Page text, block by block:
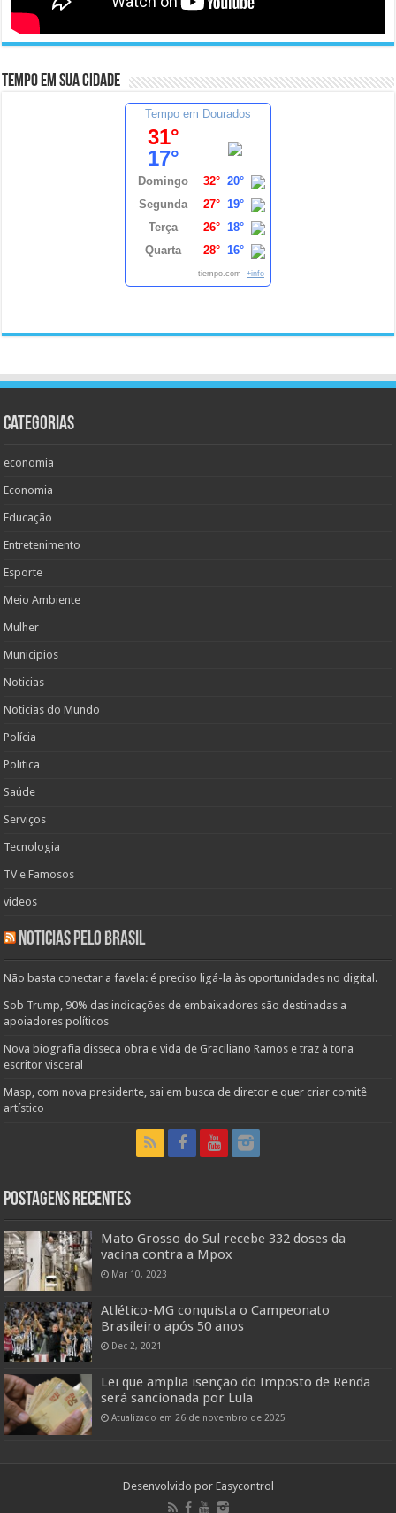
Tempo em sua cidade
Tempo em Dourados
31°
17°
Domingo 32° 20°
Segunda
27° 19°
Terça
26° 18°
Quarta
28° 16°
tiempo.com +info
Categorias
economia
Economia
Educação
Entretenimento
Esporte
Meio Ambiente
Mulher
Municipios
Noticias
Noticias do Mundo
Polícia
Politica
Saúde
Serviços
Tecnologia
TV e Famosos
videos
Noticias pelo Brasil
Não basta conectar a favela: é preciso ligá-la às oportunidades no digital.
Sob Trump, 90% das indicações de embaixadores são destinadas a
apoiadores políticos
Nova biografia disseca obra e vida de Graciliano Ramos e traz à tona
escritor visceral
Masp, com nova presidente, sai em busca de diretor e quer criar comitê
artístico
Postagens Recentes
Mato Grosso do Sul recebe 332 doses da
vacina contra a Mpox
Mar 10, 2023
Atlético-MG conquista o Campeonato
Brasileiro após 50 anos
Dec 2, 2021
Lei que amplia isenção do Imposto de Renda
será sancionada por Lula
Atualizado em 26 de novembro de 2025
Desenvolvido por Easycontrol